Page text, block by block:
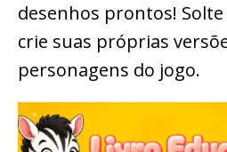
desenhos prontos!
crie suas próprias
personagens do jogo.